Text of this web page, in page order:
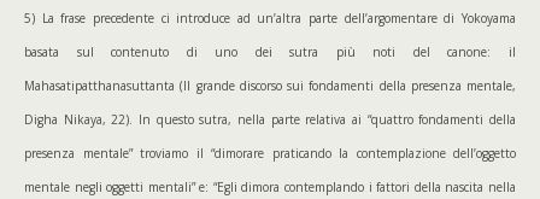
5) La frase precedente ci introduce ad un’altra parte dell’argomentare di Yokoyama
basata sul contenuto di uno dei sutra più noti del canone: il
Mahasatipatthanasuttanta (Il grande discorso sui fondamenti della presenza mentale,
Digha Nikaya, 22). In questo sutra, nella parte relativa ai “quattro fondamenti della
presenza mentale” troviamo il “dimorare praticando la contemplazione dell’oggetto
mentale negli oggetti mentali” e: “Egli dimora contemplando i fattori della nascita nella